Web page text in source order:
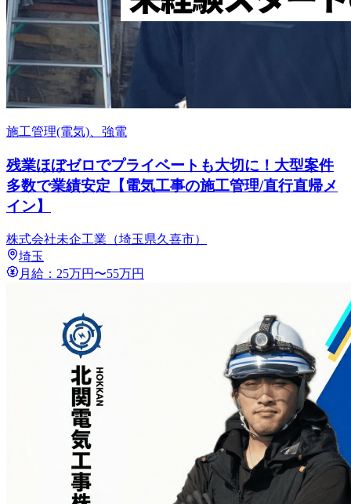
施工管理(電気)、強電
残業ほぼゼロでプライベートも大切に！大型案件
多数で業績安定【電気工事の施工管理/直行直帰メ
イン】
株式会社未企工業（埼玉県久喜市）
埼玉
月給：25万円〜55万円